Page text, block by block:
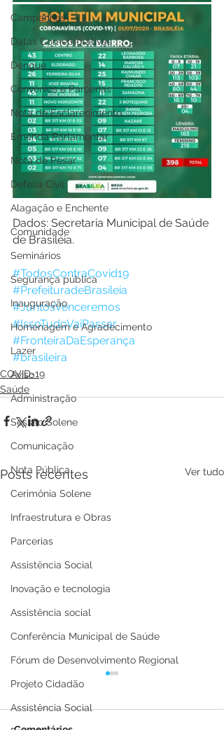
Campanhas
Datas Comemorativas
Dengue
Convênios e Parcerias
Nota de Esclarecimento
Emenda Parlamentar
Nota de Pesar
Defesa Civil
Alagação e Enchente
Comunidade
Seminários
Segurança pública
Inauguração
Homenagem e Agradecimento
Lazer
Aviso
Administração
Sessão Solene
Comunicação
Nota Pública
Cerimônia Solene
Infraestrutura e Obras
Parcerias
Assistência Social
Inovação e tecnologia
Assistência social
Conferência Municipal de Saúde
Fórum de Desenvolvimento Regional
Projeto Cidadão
Assistência Social
Dados: Secretaria Municipal de Saúde
de Brasiléia.
#TodosContraCovid19
#PrefeituradeBrasileia
#JuntosVenceremos
#IssoTudoVaiPassar
#FronteiraDaEsperança
#brasileira
COVID-19
Saúde
Posts recentes Ver tudo